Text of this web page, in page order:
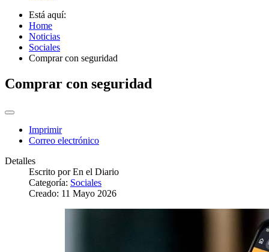
Está aquí:
Home
Noticias
Sociales
Comprar con seguridad
Comprar con seguridad
Imprimir
Correo electrónico
Detalles
Escrito porEn el Diario
Categoría: Sociales
Creado: 11 Mayo 2026